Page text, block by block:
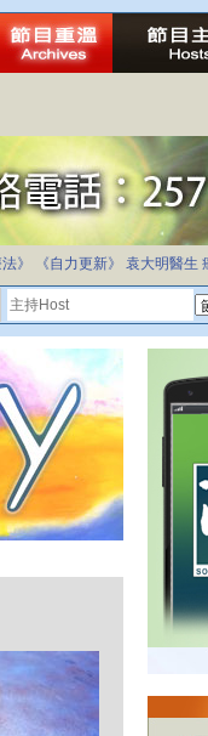
卷制
》 《自力更新》 袁大明醫生